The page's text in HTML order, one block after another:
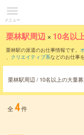
メニュー
栗林駅周辺 × 10名以
栗林駅の派遣のお仕事情報です。
、 クリエイティブ系などのお仕事
栗林駅周辺 / 10名以上の大量
全 4件